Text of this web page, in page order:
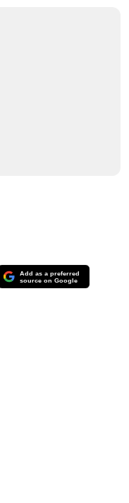
Add as a preferred
source on Google